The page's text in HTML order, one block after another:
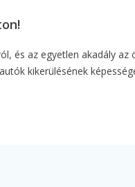
és az egyetlen akadály
kikerülésének